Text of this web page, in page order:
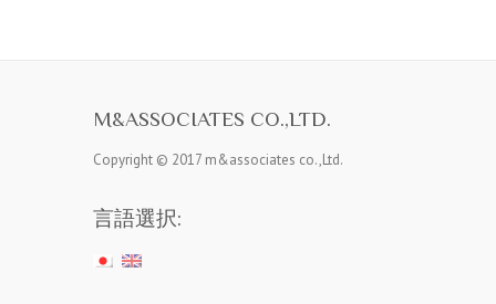
M&ASSOCIATES CO.,LTD.
Copyright © 2017 m&associates co.,Ltd.
言語選択: